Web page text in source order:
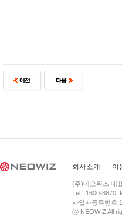
회사소개 이
(주)네오위즈 대
Tel : 1600-8870
사업자등록번호
ⓒ NEOWIZ All